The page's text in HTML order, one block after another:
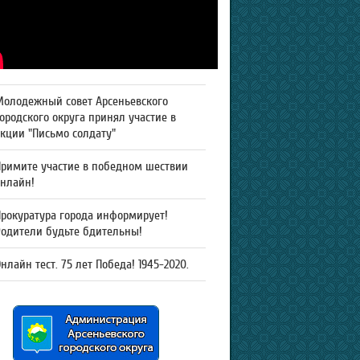
совет Арсеньевского
округа принял участие в
"Письмо солдату"
участие в победном шествии
города информирует!
будьте бдительны!
тест. 75 лет Победа! 1945-2020.